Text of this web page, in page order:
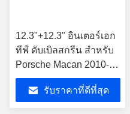
12.3"+12.3" อินเตอร์เอก
ทีฟ์ ดับเบิลสกรีน สําหรับ
Porsche Macan 2010-
2017 คาร์มัลติมีเดีย สเตีย
โร GPS CarPlay Player
รับราคาที่ดีที่สุด